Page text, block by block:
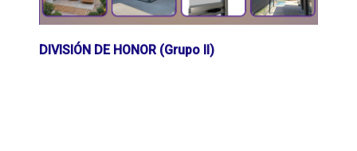
DIVISIÓN DE HONOR (Grupo II)